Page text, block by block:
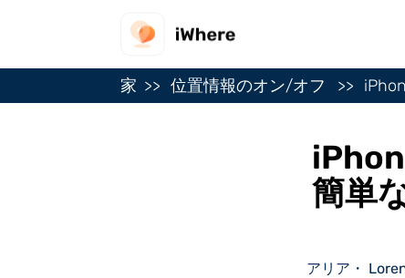
家 位置情報のオン/オフ
簡単
アリア・